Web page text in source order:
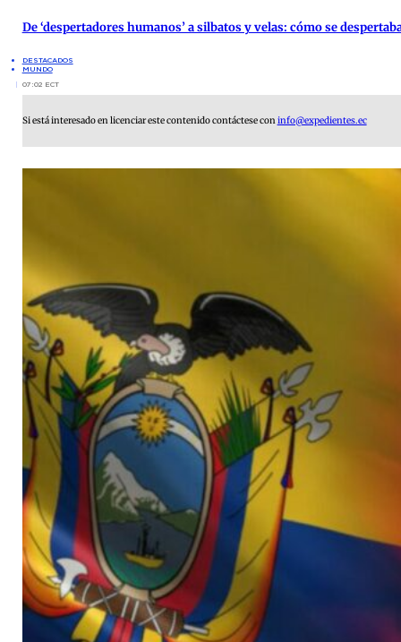
De ‘despertadores humanos’ a silbatos y velas: cómo se
DESTACADOS
MUNDO
07:02 ECT
Si está interesado en licenciar este contenido contáctese coninfo@expedientes.ec